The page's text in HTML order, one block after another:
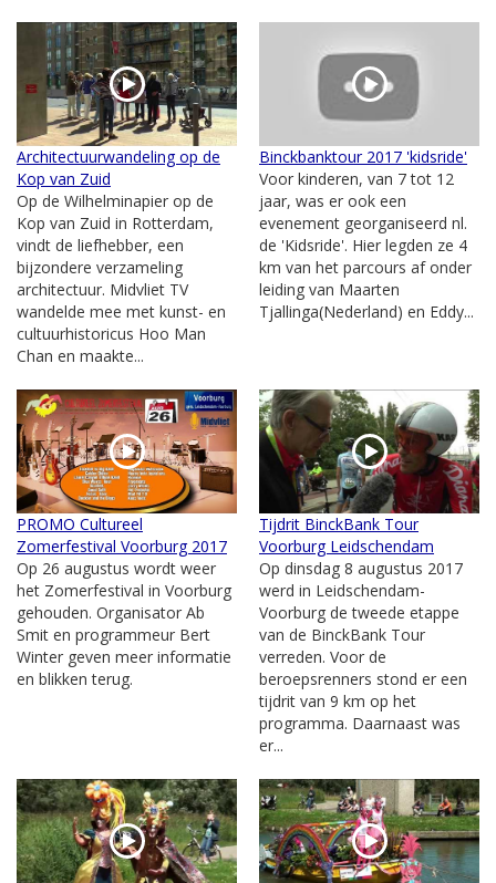
Architectuurwandeling op de
Kop van Zuid
Op de Wilhelminapier op de
Kop van Zuid in Rotterdam,
vindt de liefhebber, een
bijzondere verzameling
architectuur. Midvliet TV
wandelde mee met kunst- en
cultuurhistoricus Hoo Man
Chan en maakte...
Binckbanktour 2017 'kidsride'
Voor kinderen, van 7 tot 12
jaar, was er ook een
evenement georganiseerd nl.
de 'Kidsride'. Hier legden ze 4
km van het parcours af onder
leiding van Maarten
Tjallinga(Nederland) en Eddy...
PROMO Cultureel
Zomerfestival Voorburg 2017
Op 26 augustus wordt weer
het Zomerfestival in Voorburg
gehouden. Organisator Ab
Smit en programmeur Bert
Winter geven meer informatie
en blikken terug.
Tijdrit BinckBank Tour
Voorburg Leidschendam
Op dinsdag 8 augustus 2017
werd in Leidschendam-
Voorburg de tweede etappe
van de BinckBank Tour
verreden. Voor de
beroepsrenners stond er een
tijdrit van 9 km op het
programma. Daarnaast was
er...